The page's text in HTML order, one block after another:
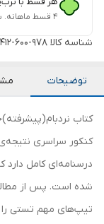
۴ قسط ماهانه. بدون سود، چک و ضامن.
شناسه کالا 978-600-412-431-7
توضیحات
کتاب
کنکور سراسری
درسنامه‌ای کامل
شده است. پس از
تیپ‌های مهم تستی را